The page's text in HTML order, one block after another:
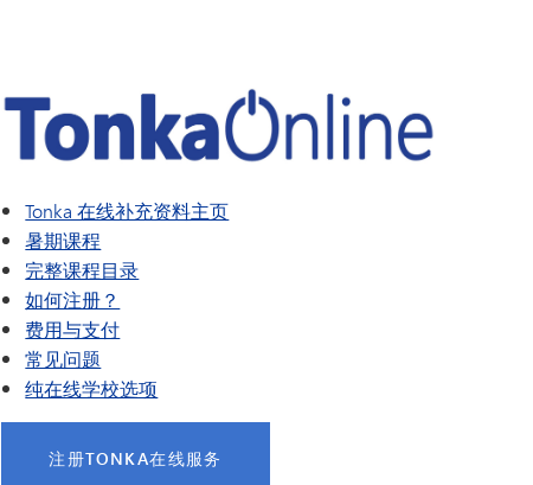
Tonka 在线补充资料主页
暑期课程
完整课程目录
如何注册？
费用与支付
常见问题
纯在线学校选项
注册TONKA在线服务